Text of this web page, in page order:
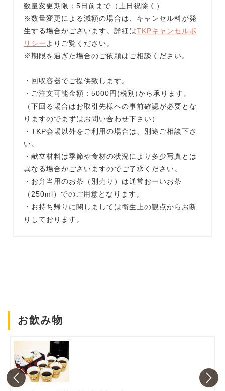
数量変更期限：5日前まで（土日祝除く）
※数量変更による減額の場合は、キャンセル料が発
生する場合がございます。詳細はTKPキャンセルポ
リシー よりご覧ください。
※期限を過ぎた場合のご依頼はご相談ください。
・回収容器でご提供致します。
・ご注文可能金額：5000円(税別)から承ります。
（下回る場合はお取引先様への事前確認が必要とな
りますのでまずはお問い合わせ下さい）
・TKP会場以外をご利用の場合は、別途ご相談下さ
い。
・献立材料は季節や食材の状況により多少写真とは
異なる場合がございますのでご了承ください。
・お弁当用のお茶（別売り）は通常おーいお茶
（250ml）でのご用意となります。
・お持ち帰りに関しましては衛生上の観点からお断
りしております。
お飲み物